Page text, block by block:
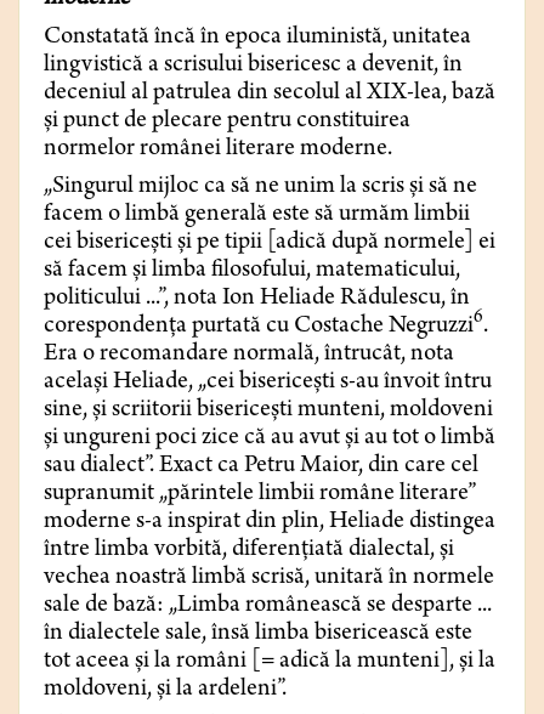
Constatată încă în epoca iluministă, unitatea
lingvistică a scrisului bisericesc a devenit, în
deceniul al patrulea din secolul al XIX-lea, bază
și punct de plecare pentru constituirea
normelor românei literare moderne.
„Singurul mijloc ca să ne unim la scris și să ne
facem o limbă generală este să urmăm limbii
cei bisericești și pe tipii [adică după normele] ei
să facem și limba filosofului, matematicului,
politicului ...”, nota Ion Heliade Rădulescu, în
corespondența purtată cu Costache Negruzzi6.
Era o recomandare normală, întrucât, nota
același Heliade, „cei bisericești s-au învoit întru
sine, și scriitorii bisericești munteni, moldoveni
și ungureni poci zice că au avut și au tot o limbă
sau dialect”. Exact ca Petru Maior, din care cel
supranumit „părintele limbii române literare”
moderne s-a inspirat din plin, Heliade distingea
între limba vorbită, diferențiată dialectal, și
vechea noastră limbă scrisă, unitară în normele
sale de bază: „Limba românească se desparte ...
în dialectele sale, însă limba bisericească este
tot aceea și la români [= adică la munteni], și la
moldoveni, și la ardeleni”.